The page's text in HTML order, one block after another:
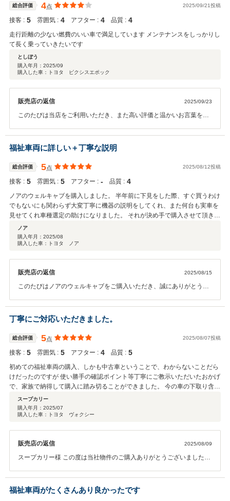
総合評価 4点 2025/09/21投稿
接客 : 5 雰囲気 : 4 アフター : 4 品質 : 4
走行距離の少ない燃費のいい車で満足しています メンテナンスをしっかりし
て長く乗っていきたいです
としぼう
購入年月： 2025/09
購入した車：トヨタ ピクシスエポック
販売店の返信 2025/09/23
このたびは当店をご利用いただき、また高い評価と温かいお言葉をい
にご満足いただけたとのこと、大変うれしく思います。 今後も安心し
て長くお乗りいただけるよう、メンテナンスやアフターサービスに力
を入れてまいりますので、ぜひお気軽にご相談ください。 またのご来
店をスタッフ一同心よりお待ちしております。
福祉車両に詳しい＋丁寧な説明
総合評価 5点 2025/08/12投稿
接客 : 5 雰囲気 : 5 アフター : ‐ 品質 : 4
ノアのウェルキャブを購入しました。 半年前に下見をした際、すぐ買うわけ
でもないにも関わらず大変丁寧に機器の説明をしてくれ、また何台も実車を
見せてくれ車種選定の助けになりました。 それが決め手で購入させて頂きま
した。 これからも宜しくお願いします。
ノア
購入年月： 2025/08
購入した車：トヨタ ノア
販売店の返信 2025/08/15
このたびはノアのウェルキャブをご購入いただき、誠にありがとうご
けたとのお言葉、大変嬉しく拝見いたしました。 お客様の車種選びの
お力になれたこと、そしてそれがご購入の決め手となったことは、ス
タッフ一同にとって何よりの励みです。 今後も安心してお乗りいただ
けるよう、しっかりとサポートさせていただきますので、末永いお付
き合いのほど、どうぞよろしくお願いいたします。
丁寧にご対応いただきました。
総合評価 5点 2025/08/07投稿
接客 : 5 雰囲気 : 5 アフター : 4 品質 : 5
初めての福祉車両の購入、しかも中古車ということで、わからないことだら
けだったのですが 使い勝手の確認ポイント等丁寧にご教示いただいたおかげ
で、家族で納得して購入に踏み切ることができました。 今の車の下取り含め
て納車までのやり取りも非常にスムーズで満足でいっぱいです。 アフターサ
ービスについてはなにぶんこれからの話なので一つ星を落とさせていただき
ましたが、サービスの説明もわかりやすかったです。
スープカリー
購入年月： 2025/07
購入した車：トヨタ ヴォクシー
販売店の返信 2025/08/09
スープカリー様 この度は当社物件のご購入ありがとうございました。
だいた際には、丁寧なご対応、ご説明を心がけておりますが、 お褒め
いただけると、今後の励みになります。 重ねて御礼申し上げます。 何
かご不明な点等がございましたら、いつでもお気軽にお問合せくださ
福祉車両がたくさんあり良かったです